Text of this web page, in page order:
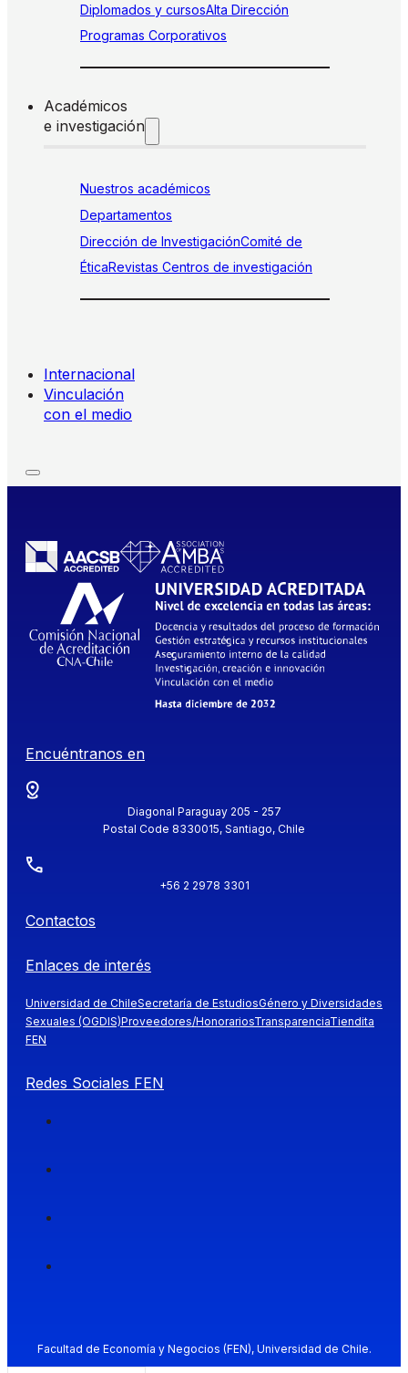
Diplomados y cursosAlta Dirección
Programas Corporativos
Académicos
e investigación
Nuestros académicos
Departamentos
Dirección de InvestigaciónComité de
ÉticaRevistas Centros de investigación
Internacional
Vinculación
con el medio
Encuéntranos en
Diagonal Paraguay 205 - 257
Postal Code 8330015, Santiago, Chile
+56 2 2978 3301
Contactos
Enlaces de interés
Universidad de ChileSecretaría de EstudiosGénero y Diversidades
Sexuales (OGDIS)Proveedores/HonorariosTransparenciaTiendita
FEN
Redes Sociales FEN
Facultad de Economía y Negocios (FEN), Universidad de Chile.